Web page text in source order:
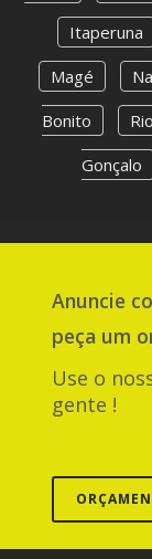
Itaperuna
Magé
Bonito
Gonçalo
Anuncie
peça um
Use o
gente !